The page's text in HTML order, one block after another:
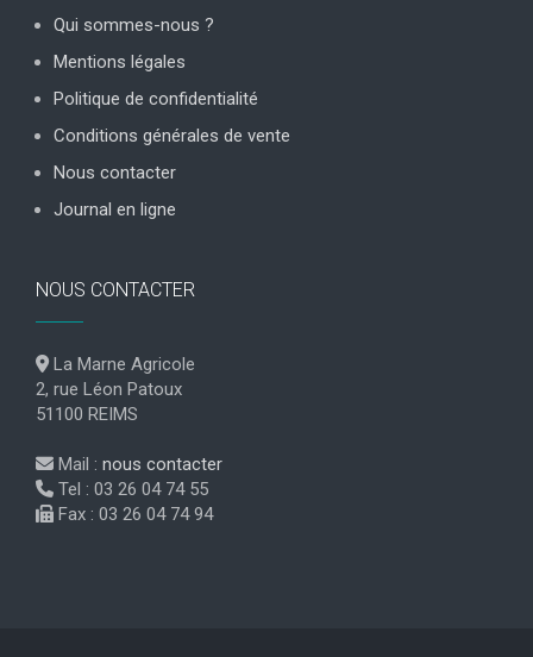
Qui sommes-nous ?
Mentions légales
Politique de confidentialité
Conditions générales de vente
Nous contacter
Journal en ligne
NOUS CONTACTER
La Marne Agricole
2, rue Léon Patoux
51100 REIMS
Mail : nous contacter
Tel : 03 26 04 74 55
Fax : 03 26 04 74 94